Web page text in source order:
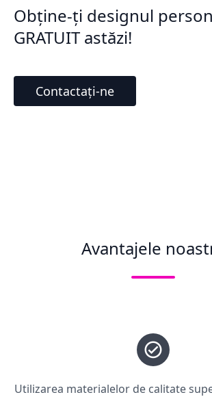
Obține-ți designul
GRATUIT astăzi!
Contactați-ne
Avantajele
Utilizarea materialelor de calitate